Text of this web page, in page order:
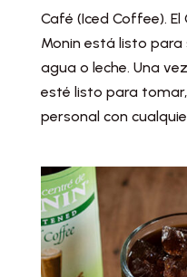
Café (Iced Coffee).
Monin está listo
agua o leche. Una
esté listo para
personal con